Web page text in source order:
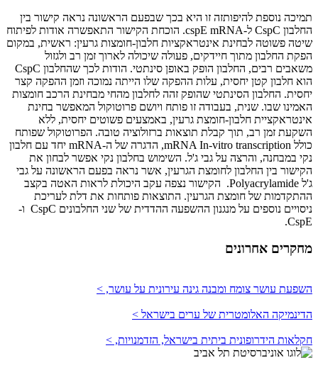
תמיכה נוספת להיפותזה זו היא בכך שבפעם הראשונה נראה קישור בין
החלבון CspC ל-cspE mRNA. הוכחת הקישור התאפשרה אודות לפיתוח
שיטה פשוטה לבחינת אינטראקציות חלבון-חומצות גרעין: ראשית, במקום
הפקת החלבון מתוך חיידקים, פעולה שיכולה לארוך זמן רב ולגזול
משאבים רבים, החלבון הופק באופן סינתטי. הודות לכך שהחלבון CspC
הוא חלבון קטן יחסית, עלות ההפקה שלו הייתה נמוכה וזמן ההפקה קצר
יחסית. החלבון הסינתטי שהופק זהה לחלבון מהחי מבחינת הרכב חומצות
האמינו שבו. שנית, בעבודה זו פותח ויושם פרוטוקול המאפשר בחינת
אינטראקציית חלבון-חומצת גרעין, באמצעים פשוטים יחסית, ללא
השקעת זמן רב, תוך קבלת תוצאות ברזולוציה טובה. הפרוטוקול שפותח
כולל mRNA In-vitro transcription, הדגרה של ה-mRNA יחד עם חלבון
נקי במבחנה, והרצה על גבי ג'ל. השימוש בחלבון נקי אפשר לבחון את
הקישור בין החלבון לחומצת הגרעין, אשר נראה בפעם הראשונה על גבי
ג'ל Polyacrylamide. הקישור נצפה עקב היכולת לראות האטה בקצב
ההתקדמות של חומצת הגרעין. התוצאות פותחות את דלת לעריכת
ניסויים נוספים על מנגנון ההשפעה ההדדית של שני החלבונים CspC ו-
CspE.
מחקרים אחרונים
השפעת עושר צומח ומבנה גינה עירונית על עושר, >
הדינמיקה האלומטרית של ערים בישראל >
חקלאות הידרופונית ביתית בישראל, הזדמנויות, >